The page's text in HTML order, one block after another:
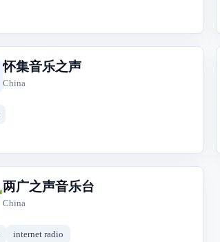
怀集音乐之声
China
两广之声音乐台
China
internet radio